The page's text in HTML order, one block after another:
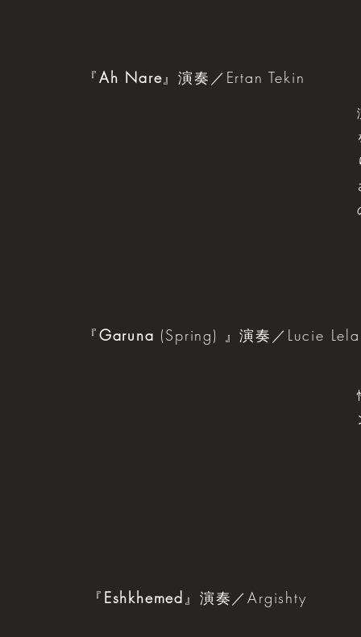
『Ah Nare』演奏／Ertan Tekin
『Garuna (Spring) 』演奏／Lucie
『 Eshkhemed』演奏／Argishty